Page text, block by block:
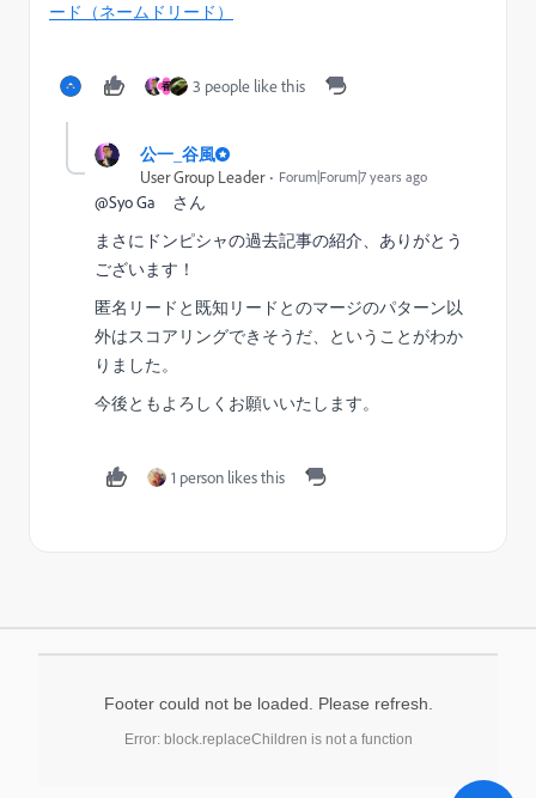
ード（ネームドリード）
香 3 people like this
公一_谷風
User Group Leader
Forum|Forum|7 years ago
@Syo Ga​ さん
まさにドンピシャの過去記事の紹介、ありがとう
ございます！
匿名リードと既知リードとのマージのパターン以
外はスコアリングできそうだ、ということがわか
りました。
今後ともよろしくお願いいたします。
1 person likes this
Footer could not be loaded. Please refresh.
Error: block.replaceChildren is not a function